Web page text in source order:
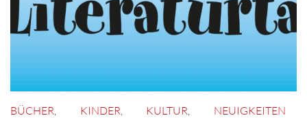
BÜCHER KINDER KULTUR
NEUIGKEITEN